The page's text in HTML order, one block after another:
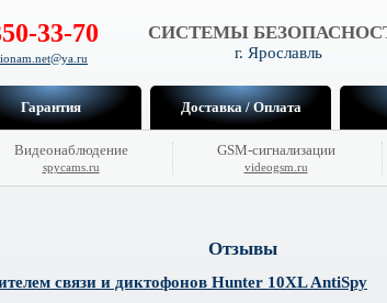
33-70 СИСТЕМЫ
г. Ярославль
Гарантия Доставка / Оплата
Видеонаблюдение
spycams.ru
GSM-сигнализации
videogsm.ru
Отзывы
связи и диктофонов Hunter 10XL AntiSpy